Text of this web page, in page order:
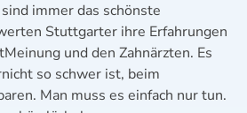
immer das schönste
Stuttgarter ihre Erfahrungen
und den Zahnärzten. Es
so schwer ist, beim
Man muss es einfach nur tun.